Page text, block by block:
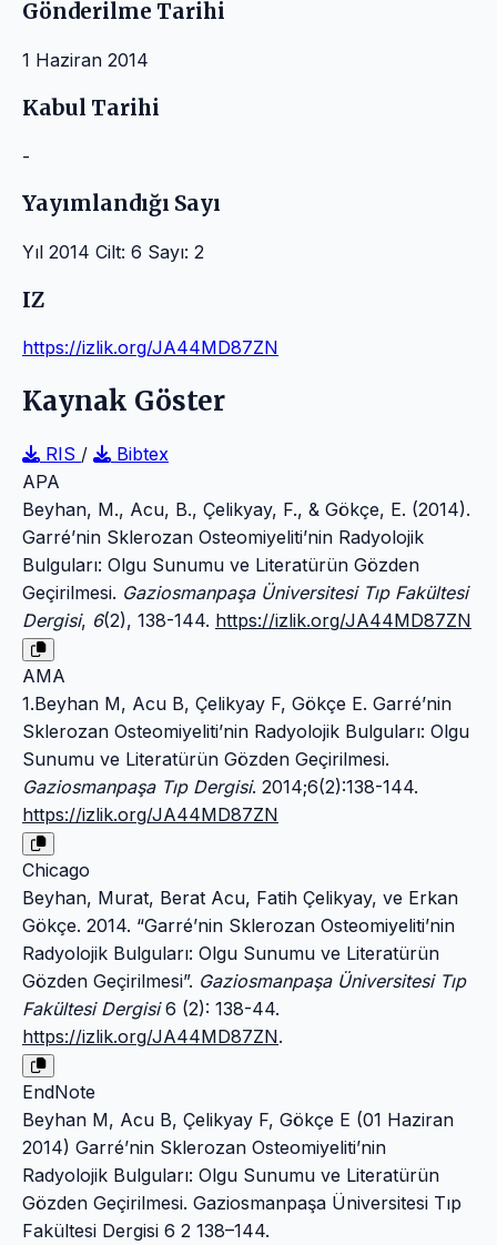
Gönderilme Tarihi
1 Haziran 2014
Kabul Tarihi
-
Yayımlandığı Sayı
Yıl 2014 Cilt: 6 Sayı: 2
IZ
https://izlik.org/JA44MD87ZN
Kaynak Göster
RIS /
Bibtex
APA
Beyhan, M., Acu, B., Çelikyay, F., & Gökçe, E. (2014).
Garré’nin Sklerozan Osteomiyeliti’nin Radyolojik
Bulguları: Olgu Sunumu ve Literatürün Gözden
Geçirilmesi. Gaziosmanpaşa Üniversitesi Tıp Fakültesi
Dergisi, 6(2), 138-144. https://izlik.org/JA44MD87ZN
AMA
1.Beyhan M, Acu B, Çelikyay F, Gökçe E. Garré’nin
Sklerozan Osteomiyeliti’nin Radyolojik Bulguları: Olgu
Sunumu ve Literatürün Gözden Geçirilmesi.
Gaziosmanpaşa Tıp Dergisi. 2014;6(2):138-144.
https://izlik.org/JA44MD87ZN
Chicago
Beyhan, Murat, Berat Acu, Fatih Çelikyay, ve Erkan
Gökçe. 2014. “Garré’nin Sklerozan Osteomiyeliti’nin
Radyolojik Bulguları: Olgu Sunumu ve Literatürün
Gözden Geçirilmesi”. Gaziosmanpaşa Üniversitesi Tıp
Fakültesi Dergisi6 (2): 138-44.
https://izlik.org/JA44MD87ZN.
EndNote
Beyhan M, Acu B, Çelikyay F, Gökçe E (01 Haziran
2014) Garré’nin Sklerozan Osteomiyeliti’nin
Radyolojik Bulguları: Olgu Sunumu ve Literatürün
Gözden Geçirilmesi. Gaziosmanpaşa Üniversitesi Tıp
Fakültesi Dergisi 6 2 138–144.